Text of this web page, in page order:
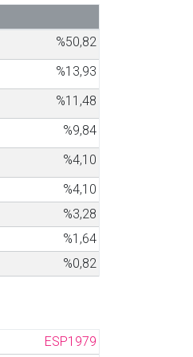
%50,82
%13,93
%11,48
%9,84
%4,10
%4,10
%3,28
%1,64
%0,82
ESP1979